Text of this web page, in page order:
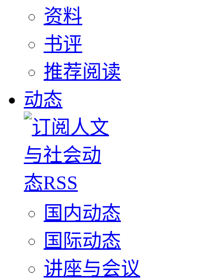
资料
书评
推荐阅读
动态
国内动态
国际动态
讲座与会议